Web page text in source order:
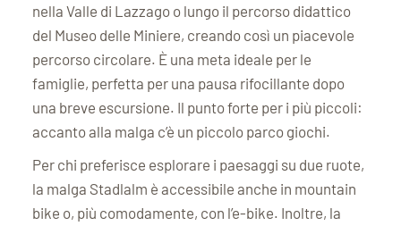
nella Valle di Lazzago o lungo il percorso didattico
del Museo delle Miniere, creando così un piacevole
percorso circolare. È una meta ideale per le
famiglie, perfetta per una pausa rifocillante dopo
una breve escursione. Il punto forte per i più piccoli:
accanto alla malga c’è un piccolo parco giochi.
Per chi preferisce esplorare i paesaggi su due ruote,
la malga Stadlalm è accessibile anche in mountain
bike o, più comodamente, con l’e-bike. Inoltre, la